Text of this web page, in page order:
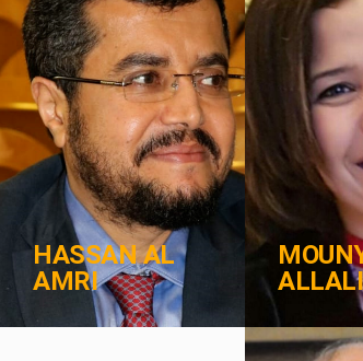
HASSAN AL
AMRI
ALLALI